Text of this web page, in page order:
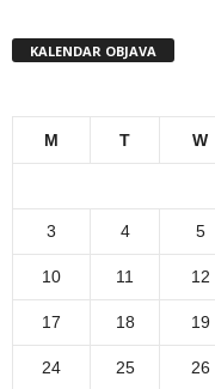
KALENDAR OBJAVA
M T W
3 4 5
10 11 12
17 18 19
24 25 26